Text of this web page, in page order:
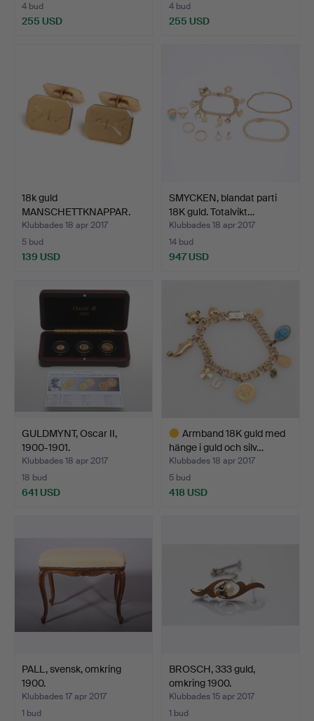
4 bud
255 USD
4 bud
255 USD
18k guld
MANSCHETTKNAPPAR.
Klubbades 18 apr 2017
5 bud
139 USD
SMYCKEN, blandat parti
18K guld. Totalvikt…
Klubbades 18 apr 2017
14 bud
947 USD
GULDMYNT, Oscar II,
1900-1901.
Klubbades 18 apr 2017
18 bud
641 USD
Armband 18K guld med
hänge i guld och silv…
Klubbades 18 apr 2017
5 bud
418 USD
PALL, svensk, omkring
1900.
Klubbades 17 apr 2017
1 bud
BROSCH, 333 guld,
omkring 1900.
Klubbades 15 apr 2017
1 bud